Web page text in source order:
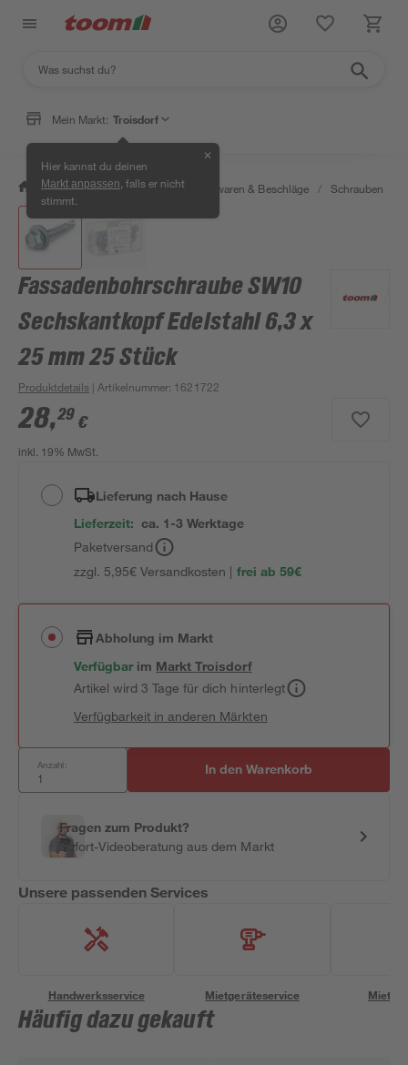
Mein Markt: Troisdorf
Hier kannst du deinen
Markt anpassen , falls er nicht
stimmt.
✕
/ Werkstatt & Maschinen / Eisenwaren & Beschläge / Schrauben
Fassadenbohrschraube SW10
Sechskantkopf Edelstahl 6,3 x
25 mm 25 Stück
Produktdetails | Artikelnummer: 1621722
28,29 €
inkl. 19% MwSt.
Lieferung nach Hause
Lieferzeit: ca. 1-3 Werktage
Paketversand
zzgl. 5,95€ Versandkosten | frei ab 59€
Abholung im Markt
Verfügbar im MarktTroisdorf
Artikel wird 3 Tage für dich hinterlegt
Verfügbarkeit in anderen Märkten
Anzahl: In den Warenkorb
Fragen zum Produkt?
Sofort-Videoberatung aus dem Markt
Unsere passenden Services
Handwerksservice Mietgeräteservice
Häufig dazu gekauft